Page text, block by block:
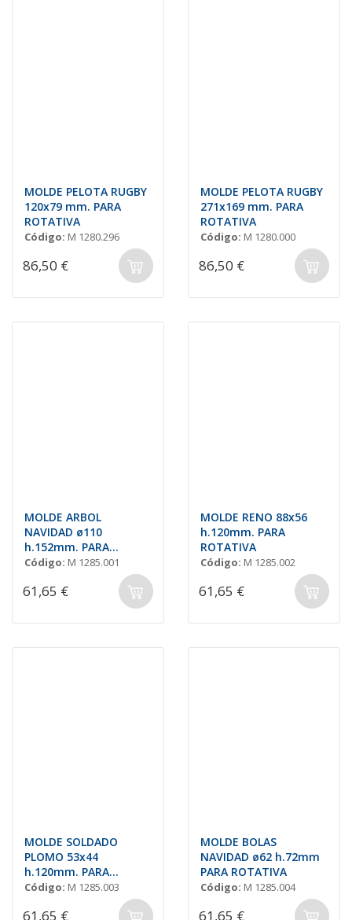
MOLDE PELOTA RUGBY
120x79 mm. PARA
ROTATIVA
Código: M 1280.296
86,50 €
MOLDE PELOTA RUGBY
271x169 mm. PARA
ROTATIVA
Código: M 1280.000
86,50 €
MOLDE ARBOL
NAVIDAD ø110
h.152mm. PARA
ROTATIVA
Código: M 1285.001
61,65 €
MOLDE RENO 88x56
h.120mm. PARA
ROTATIVA
Código: M 1285.002
61,65 €
MOLDE SOLDADO
PLOMO 53x44
h.120mm. PARA
ROTATIVA
Código: M 1285.003
61,65 €
MOLDE BOLAS
NAVIDAD ø62 h.72mm
PARA ROTATIVA
Código: M 1285.004
61,65 €